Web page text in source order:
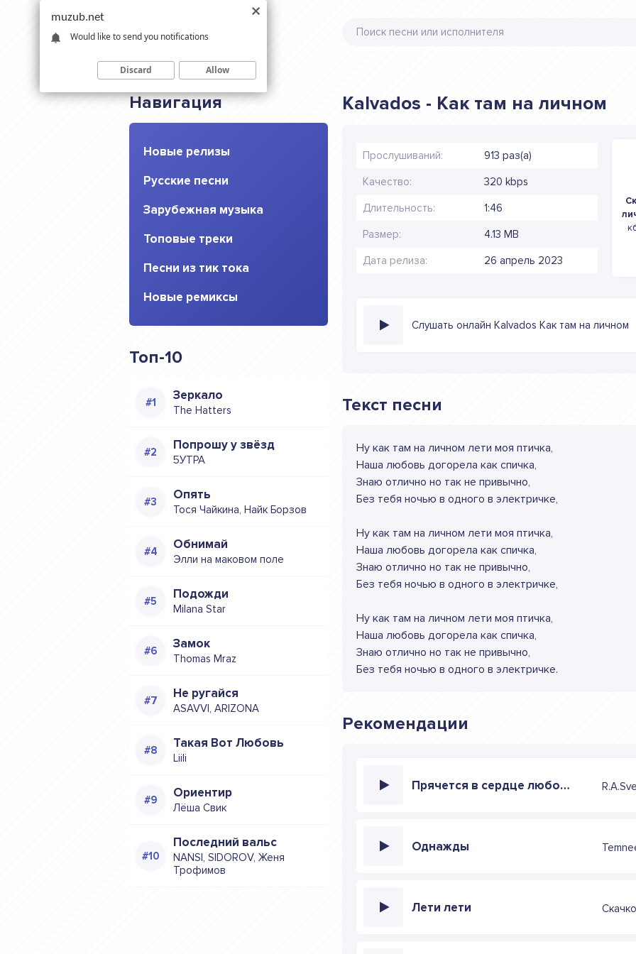
Навигация
Новые релизы
Русские песни
Зарубежная музыка
Топовые треки
Песни из тик тока
Новые ремиксы
Топ-10
Зеркало
The Hatters
Попрошу у звёзд
5УТРА
Опять
Тося Чайкина, Найк Борзов
Обнимай
Элли на маковом поле
Подожди
Milana Star
Замок
Thomas Mraz
Не ругайся
ASAVVI, ARIZONA
Такая Вот Любовь
Liili
Ориентир
Лёша Свик
Последний вальс
NANSI, SIDOROV, Женя
Трофимов
Kalvados - Как там на личном
Прослушиваний: 913 раз(а)
Качество: 320 kbps
Длительность: 1:46
Размер: 4.13 MB
Дата релиза: 26 апрель 2023
Слушать онлайн Kalvados Как там на личном
Текст песни
Ну как там на личном лети моя птичка,
Наша любовь догорела как спичка,
Знаю отлично но так не привычно,
Без тебя ночью в одного в электричке,
Ну как там на личном лети моя птичка,
Наша любовь догорела как спичка,
Знаю отлично но так не привычно,
Без тебя ночью в одного в электричке,
Ну как там на личном лети моя птичка,
Наша любовь догорела как спичка,
Знаю отлично но так не привычно,
Без тебя ночью в одного в электричке.
Рекомендации
Прячется в сердце любовь
Однажды
Лети лети
muzub.net
Would like to send you notifications
Discard Allow